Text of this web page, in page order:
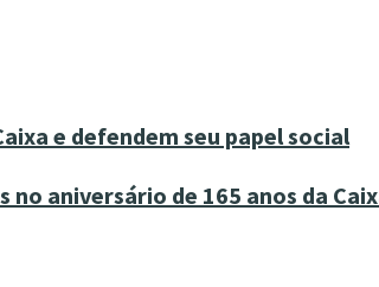
e defendem seu papel social
aniversário de 165 anos da